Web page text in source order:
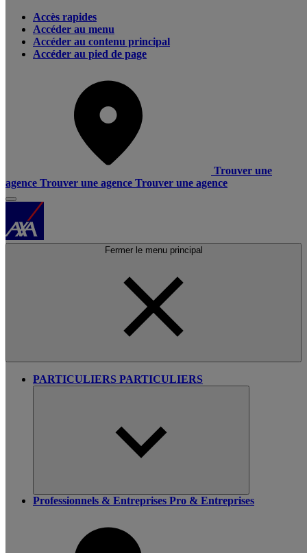
Accès rapides
Accéder au menu
Accéder au contenu principal
Accéder au pied de page
Trouver une
agence Trouver une agence Trouver une agence
Fermer le menu principal
PARTICULIERS PARTICULIERS
Professionnels & Entreprises Pro & Entreprises